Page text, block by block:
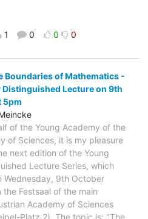
1 0 0 0
Boundaries of Mathematics -
Distinguished Lecture on 9th
5pm
of the Young Academy of the
of Sciences, it is my pleasure
next edition of the Young
Lecture Series, which
Wednesday, 9th October
Festsaal of the main
Academy of Sciences
Platz 2). The topic is: "The